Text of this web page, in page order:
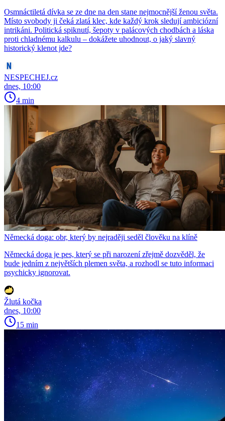
Osmnáctiletá dívka se ze dne na den stane nejmocnější ženou světa.
Místo svobody ji čeká zlatá klec, kde každý krok sledují ambiciózní
intrikáni. Politická spiknutí, šepoty v palácových chodbách a láska
proti chladnému kalkulu – dokážete uhodnout, o jaký slavný
historický klenot jde?
NESPECHEJ.cz
dnes, 10:00
4 min
Německá doga: obr, který by nejraději seděl člověku na klíně
Německá doga je pes, který se při narození zřejmě dozvěděl, že
bude jedním z největších plemen světa, a rozhodl se tuto informaci
psychicky ignorovat.
Žlutá kočka
dnes, 10:00
15 min